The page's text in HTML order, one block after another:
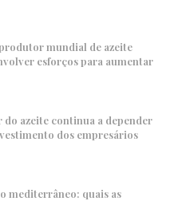
mundial de azeite
esforços para aumentar
azeite continua a depender
dos empresários
mediterrâneo: quais as